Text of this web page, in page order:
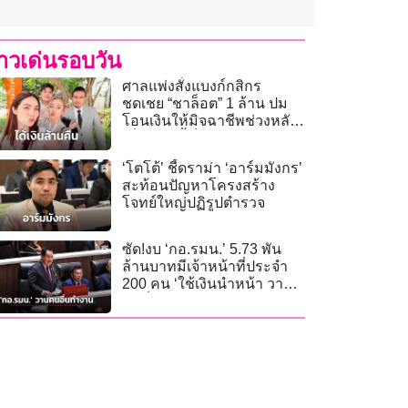
วเด่นรอบวัน
ศาลแพ่งสั่งแบงก์กสิกร
ชดเชย “ชาล็อต” 1 ล้าน ปม
โอนเงินให้มิจฉาชีพช่วงหลัง
‘โตโต้’ ชี้ดราม่า ‘อาร์มมังกร’
สะท้อนปัญหาโครงสร้าง
โจทย์ใหญ่ปฏิรูปตำรวจ
ซัด!งบ ‘กอ.รมน.’ 5.73 พัน
ล้านบาทมีเจ้าหน้าที่ประจำ
200 คน ‘ใช้เงินนำหน้า วาน